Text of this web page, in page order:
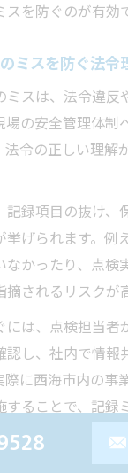
を防ぐのが有効
ミスを防ぐ法令
ミスは、法令違反
場の安全管理体制
法令の正しい理解
録項目の抜け、
げられます。例
かったり、点検
されるリスクが
には、点検担当者
認し、社内で情報
に西海市内の事
ることで、記録
ります。